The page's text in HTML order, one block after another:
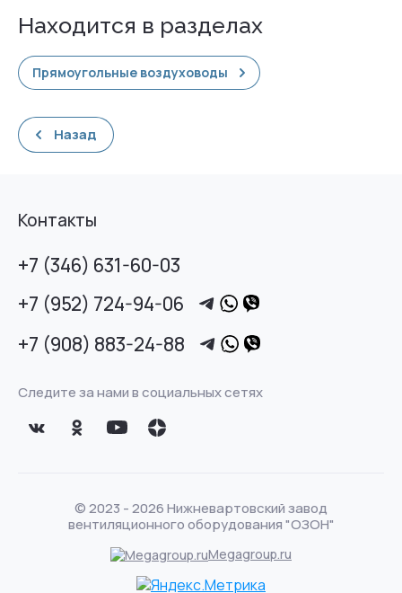
Находится в разделах
Прямоугольные воздуховоды
Назад
Контакты
+7 (346) 631-60-03
+7 (952) 724-94-06
+7 (908) 883-24-88
Следите за нами в социальных сетях
© 2023 - 2026 Нижневартовский завод
вентиляционного оборудования "ОЗОН"
Megagroup.ru